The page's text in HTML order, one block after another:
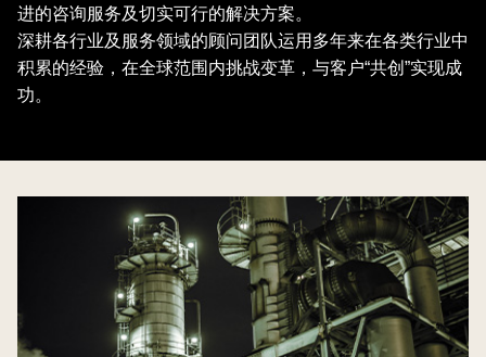
进的咨询服务及切实可行的解决方案。
深耕各行业及服务领域的顾问团队运用多年来在各类行业中
积累的经验，在全球范围内挑战变革，与客户“共创”实现成
功。